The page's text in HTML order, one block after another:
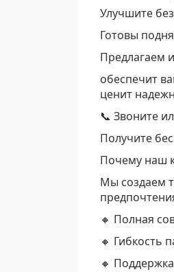
Улучшите
Готовы
Предлагаем
обеспечит
ценит
📞 Звоните
Получите
Почему наш
Мы создаем
🔸 Полная
🔸 Гибкость
🔸